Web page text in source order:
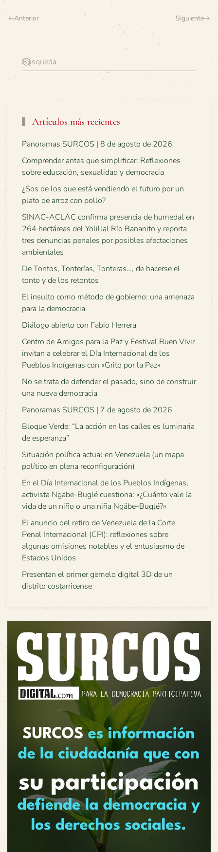
Anterior Siguiente
Artículos más recientes
Panoramas SURCOS | 8 de agosto de 2026
Comprender antes que simplificar: Reflexiones
sobre educación, sexualidad y democracia
¿Sos de los que está vendiendo el futuro por un
plato de arroz con pollo?
SINAC-ACLAC confirma presencia de humedal en
264 hectáreas del Yolillal Río Bananito y reporta
tres denuncias penales por posibles afectaciones
ambientales
De Tontos, Tonterías, Tonteras…, de hacerse el
tonto y de los retontos
El insulto como método de gobierno: una amenaza
para la democracia
Diálogo abierto con Fabio Herrera
Centro de Amigos para la Paz y Festival Buen Vivir
invitan a celebrar el Día Internacional de los
Pueblos Indígenas con «Grito por la Paz»
No se trata de defender el pasado, sino de construir
una nueva democracia
Panoramas SURCOS | 7 de agosto de 2026
Bloque Verde: “La acción en las calles es luminaria
de esperanza”
Situación política actual en Venezuela (un mapa
político en plena reconfiguración)
En el Día Internacional de los Pueblos Indígenas,
activista Ngäbe-Buglé cuestiona: «¿Cuánto vale la
vida de un niño o una niña Ngäbe-Buglé?»
El anuncio del retiro de Venezuela de la Corte
Penal Internacional (CPI): reflexiones sobre
algunas omisiones notables y el entusiasmo de
Estados Unidos
Presentan el primer gemelo digital 3D de un
distrito costarricense